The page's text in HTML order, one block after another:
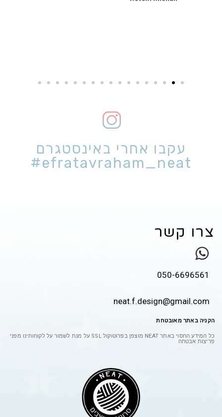
עקבו אחרי באינסטגרם
efratavraham_neat#
צרו קשר
050-6696561
neat.f.design@gmail.com
הקניה באתר מאובטחת
כל המידע החסוי באתר NEAT מוצפן בפרוטוקול SSL על מנת לשמור על לקוחותינו מפני
פריצות אבטחה